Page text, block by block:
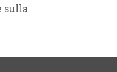
sulla